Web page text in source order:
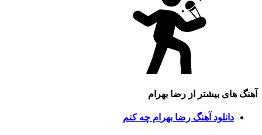
آهنگ های بیشتر از رضا بهرام
دانلود آهنگ رضا بهرام چه کنم